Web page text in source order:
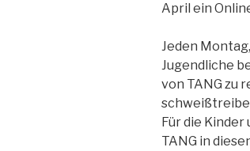
April ein
Jeden
Jugendliche
von TANG zu
Für die
TANG in